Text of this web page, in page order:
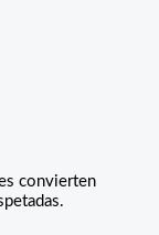
convierten